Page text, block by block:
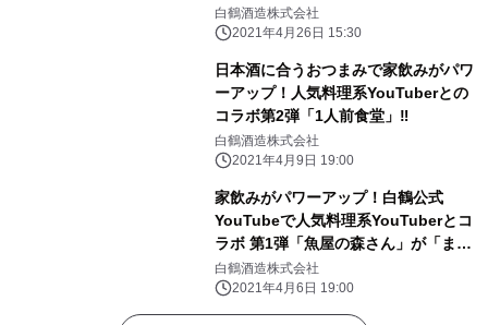
白鶴酒造株式会社
2021年4月26日 15:30
日本酒に合うおつまみで家飲みがパワ
ーアップ！人気料理系YouTuberとの
コラボ第2弾「1人前食堂」‼
白鶴酒造株式会社
2021年4月9日 19:00
家飲みがパワーアップ！白鶴公式
YouTubeで人気料理系YouTuberとコ
ラボ 第1弾「魚屋の森さん」が「ま
る」に合うレシピ紹介！
白鶴酒造株式会社
2021年4月6日 19:00